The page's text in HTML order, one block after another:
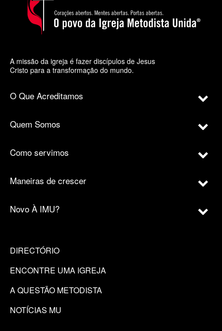
A missão da igreja é fazer discípulos de Jesus
Cristo para a transformação do mundo.
O Que Acreditamos
Quem Somos
Como servimos
Maneiras de crescer
Novo À IMU?
DIRECTÓRIO
ENCONTRE UMA IGREJA
A QUESTÃO METODISTA
NOTÍCIAS MU